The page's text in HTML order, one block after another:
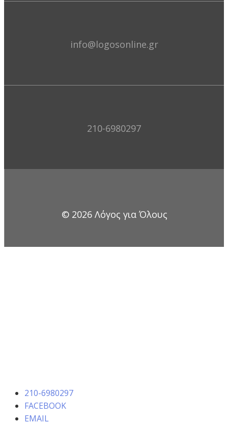
info@logosonline.gr
210-6980297
© 2026 Λόγος για Όλους
210-6980297
FACEBOOK
EMAIL